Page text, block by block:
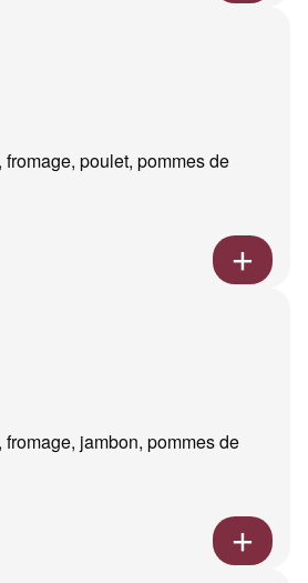
poulet, pommes de
jambon, pommes de